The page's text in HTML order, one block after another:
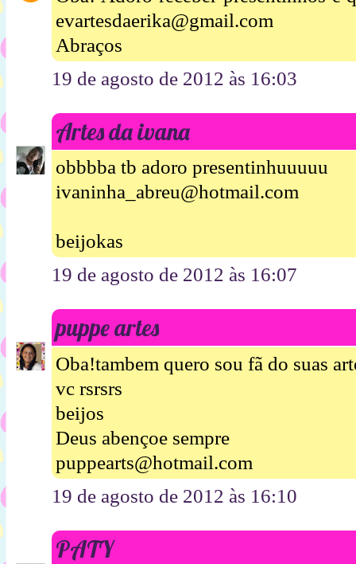
evartesdaerika@gmail.com
Abraços
19 de agosto de 2012 às 16:03
Artes da ivana
obbbba tb adoro presentinhuuuuu
ivaninha_abreu@hotmail.com
beijokas
19 de agosto de 2012 às 16:07
puppe artes
Oba!tambem quero sou fã do suas
vc rsrsrs
beijos
Deus abençoe sempre
puppearts@hotmail.com
19 de agosto de 2012 às 16:10
PATY